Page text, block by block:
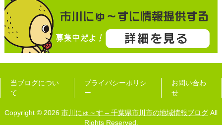
当ブログについ
て
プライバシーポリシ
ー
お問い合わ
せ
Copyright © 2026 市川にゅ～す – 千葉県市川市の地域情報ブログ All
Rights Reserved.